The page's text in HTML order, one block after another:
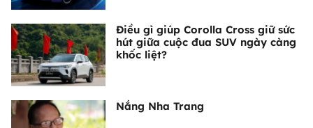
Điều gì giúp Corolla Cross giữ sức
hút giữa cuộc đua SUV ngày càng
khốc liệt?
Nắng Nha Trang